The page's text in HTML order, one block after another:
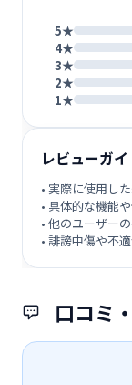
口コミ
5★
4★
3★
2★
1★
レビューガ
• 実際に使用し
• 具体的な機能
• 他のユーザー
• 誹謗中傷や不